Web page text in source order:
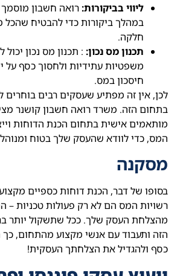
ליווי בביקורות:רואה חשבון מוסמך
במהלך ביקורות כדי להבטיח שהכל
חלקה.
תכנון מס נכון: : תכנון מס נכון יכול
משפטיות עתידיות ולחסוך כסף על
חיסכון במס.
לכן, אין זה מפתיע שעסקים רבים בוחרים
בתחום הזה. משרד רואה חשבון קושנר
מותאמים אישית בתחום הכנת הדוחות
המס, כדי לוודא שהעסק שלך בטוח
מסקנה
בסופו של דבר, הכנת דוחות כספיים
רשויות המס הם לא רק פעולות טכניות –
מהצלחת העסק שלך. ככל שתשקול יותר
הזה ותעבוד עם אנשי מקצוע מהתחום, כך
כסף ולהגדיל את הצלחתך העסקית!